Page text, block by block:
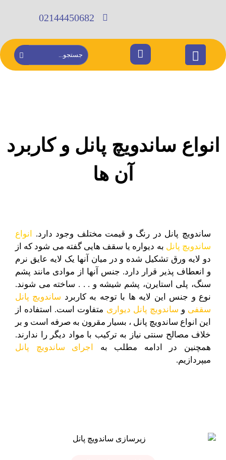
02144450682
انواع ساندویچ پانل و کاربرد
آن ها
ساندویچ پانل در رنگ و قیمت مختلف وجود دارد.
انواع
ساندویچ پانل به دیواره یا سقف هایی گفته می شود که از
دو لایه ورق تشکیل شده و در میان آنها یک لایه عایق نرم
و انعطاف پذیر قرار دارد. جنس آنها از موادی مانند پشم
سنگ، پلی استایرن، پشم شیشه و . . . ساخته می شوند.
نوع و جنس این لایه ها با توجه به کاربرد ساندویچ پانل
سقفی و ساندویچ پانل دیواری متفاوت است. استفاده از
این انواع ساندویچ پانل ، بسیار مقرون به صرفه است و بر
خلاف مصالح سنتی نیاز به ترکیب با مواد دیگر را ندارند.
همچنین در ادامه مطلب به
اجرای ساندویچ پانل
میپردازیم.